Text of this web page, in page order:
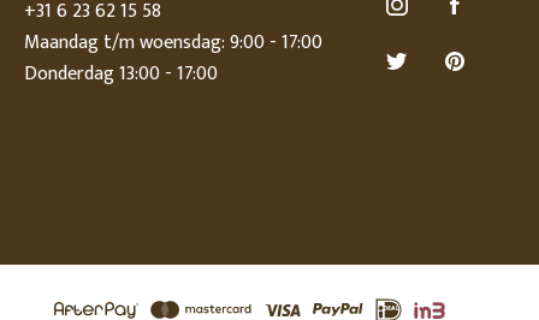
+31 6 23 62 15 58
Maandag t/m woensdag: 9:00 - 17:00
Donderdag 13:00 - 17:00